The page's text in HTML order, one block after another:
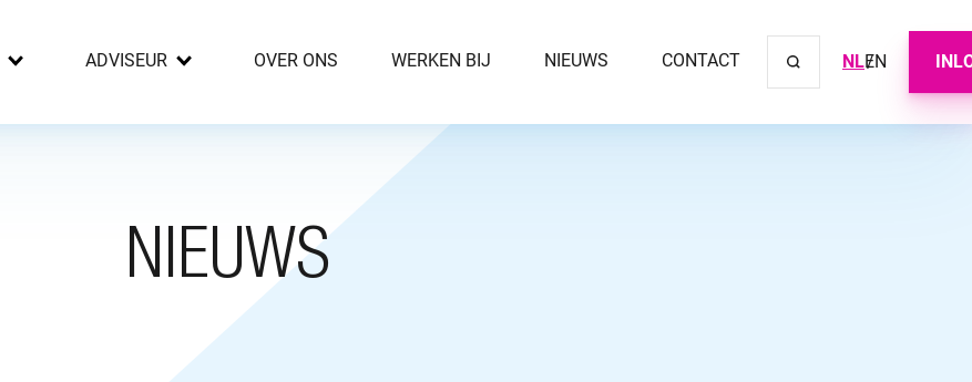
ADVISEUR OVER ONS WERKEN BIJ NIEUWS CONTACT NLEN
NIEUWS
Sluit